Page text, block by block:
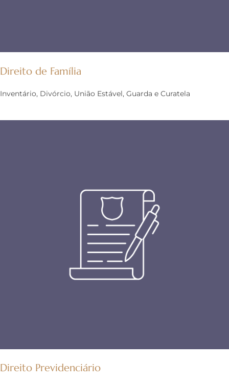
Direito de Família
Inventário, Divórcio, União Estável, Guarda e Curatela
Direito Previdenciário